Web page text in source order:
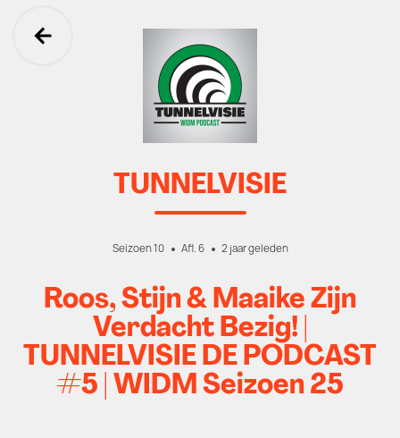
Ga terug
TUNNELVISIE
Seizoen 10 Afl. 6 2 jaar geleden
Roos, Stijn & Maaike Zijn
Verdacht Bezig! |
TUNNELVISIE DE PODCAST
#5 | WIDM Seizoen 25